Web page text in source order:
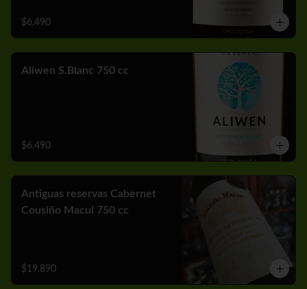
$6.490
Aliwen S.Blanc 750 cc
$6.490
Antiguas reservas Cabernet
Cousiño Macul 750 cc
$19.890